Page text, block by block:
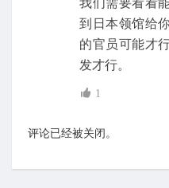
到日本领馆给
的官员可能才
发才行。
1
评论已经被关闭。